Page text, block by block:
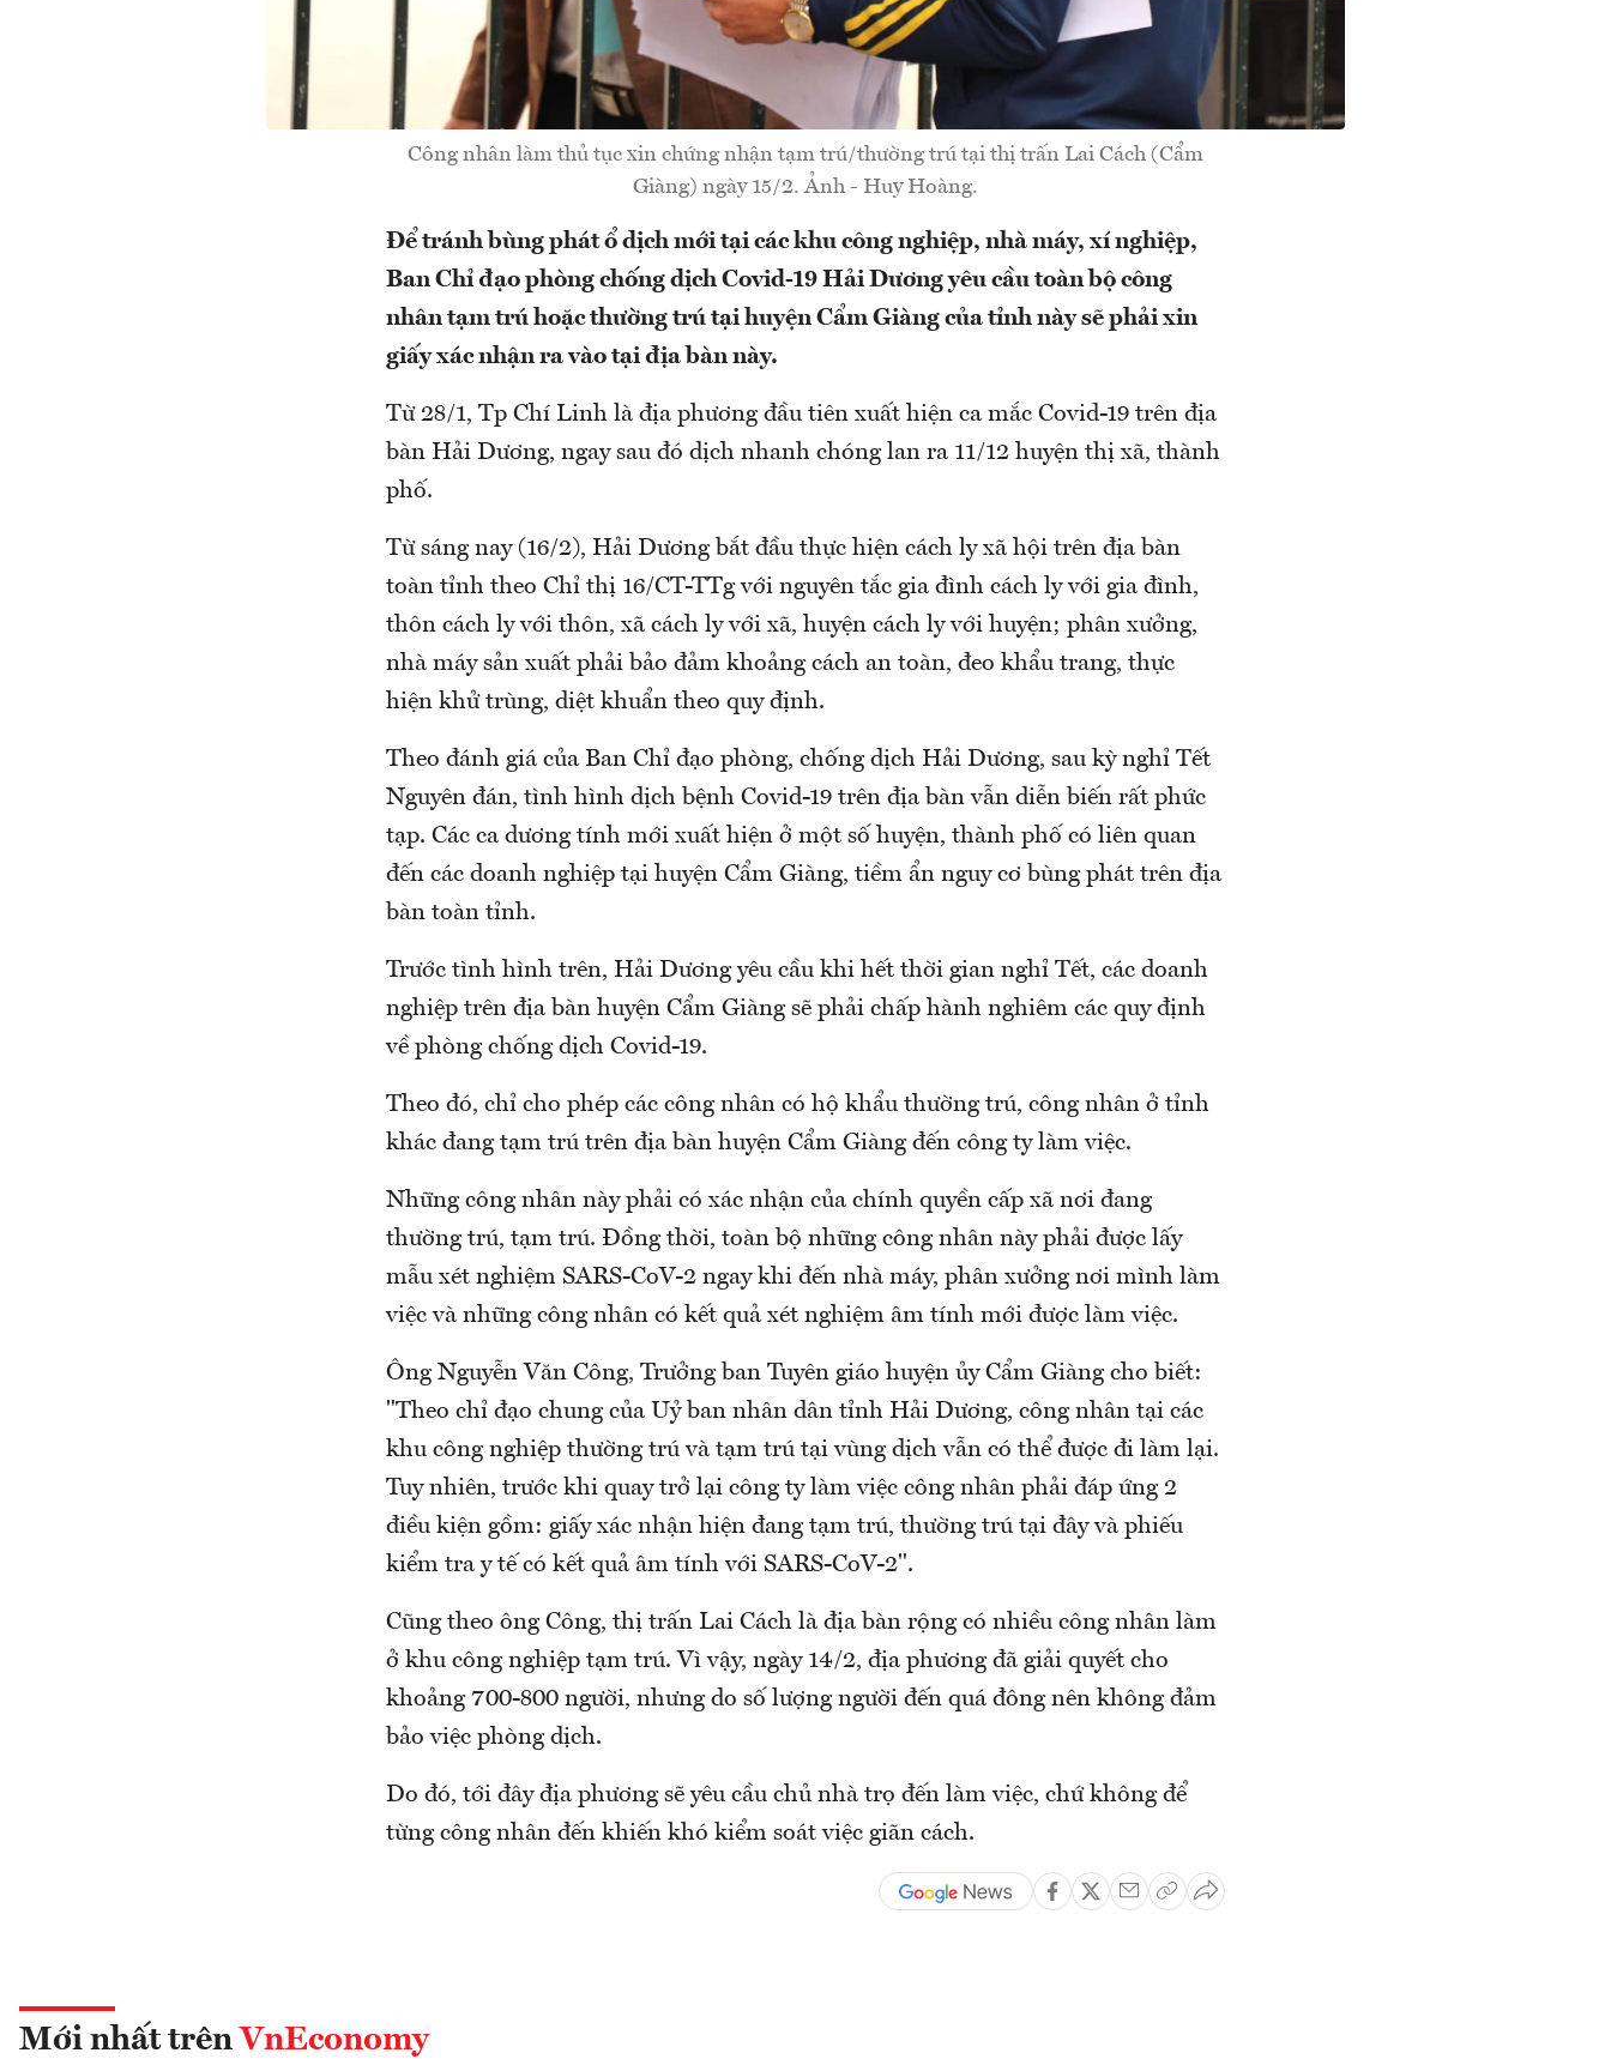
Công nhân làm thủ tục xin chứng nhận tạm trú/thường trú tại thị trấn Lai Cách (Cẩm
Giàng) ngày 15/2. Ảnh - Huy Hoàng.
Để tránh bùng phát ổ dịch mới tại các khu công nghiệp, nhà máy, xí nghiệp,
Ban Chỉ đạo phòng chống dịch Covid-19 Hải Dương yêu cầu toàn bộ công
nhân tạm trú hoặc thường trú tại huyện Cẩm Giàng của tỉnh này sẽ phải xin
giấy xác nhận ra vào tại địa bàn này.
Từ 28/1, Tp Chí Linh là địa phương đầu tiên xuất hiện ca mắc Covid-19 trên địa
bàn Hải Dương, ngay sau đó dịch nhanh chóng lan ra 11/12 huyện thị xã, thành
phố.
Từ sáng nay (16/2), Hải Dương bắt đầu thực hiện cách ly xã hội trên địa bàn
toàn tỉnh theo Chỉ thị 16/CT-TTg với nguyên tắc gia đình cách ly với gia đình,
thôn cách ly với thôn, xã cách ly với xã, huyện cách ly với huyện; phân xưởng,
nhà máy sản xuất phải bảo đảm khoảng cách an toàn, đeo khẩu trang, thực
hiện khử trùng, diệt khuẩn theo quy định.
Theo đánh giá của Ban Chỉ đạo phòng, chống dịch Hải Dương, sau kỳ nghỉ Tết
Nguyên đán, tình hình dịch bệnh Covid-19 trên địa bàn vẫn diễn biến rất phức
tạp. Các ca dương tính mới xuất hiện ở một số huyện, thành phố có liên quan
đến các doanh nghiệp tại huyện Cẩm Giàng, tiềm ẩn nguy cơ bùng phát trên địa
bàn toàn tỉnh.
Trước tình hình trên, Hải Dương yêu cầu khi hết thời gian nghỉ Tết, các doanh
nghiệp trên địa bàn huyện Cẩm Giàng sẽ phải chấp hành nghiêm các quy định
về phòng chống dịch Covid-19.
Theo đó, chỉ cho phép các công nhân có hộ khẩu thường trú, công nhân ở tỉnh
khác đang tạm trú trên địa bàn huyện Cẩm Giàng đến công ty làm việc.
Những công nhân này phải có xác nhận của chính quyền cấp xã nơi đang
thường trú, tạm trú. Đồng thời, toàn bộ những công nhân này phải được lấy
mẫu xét nghiệm SARS-CoV-2 ngay khi đến nhà máy, phân xưởng nơi mình làm
việc và những công nhân có kết quả xét nghiệm âm tính mới được làm việc.
Ông Nguyễn Văn Công, Trưởng ban Tuyên giáo huyện ủy Cẩm Giàng cho biết:
"Theo chỉ đạo chung của Uỷ ban nhân dân tỉnh Hải Dương, công nhân tại các
khu công nghiệp thường trú và tạm trú tại vùng dịch vẫn có thể được đi làm lại.
Tuy nhiên, trước khi quay trở lại công ty làm việc công nhân phải đáp ứng 2
điều kiện gồm: giấy xác nhận hiện đang tạm trú, thường trú tại đây và phiếu
kiểm tra y tế có kết quả âm tính với SARS-CoV-2".
Cũng theo ông Công, thị trấn Lai Cách là địa bàn rộng có nhiều công nhân làm
ở khu công nghiệp tạm trú. Vì vậy, ngày 14/2, địa phương đã giải quyết cho
khoảng 700-800 người, nhưng do số lượng người đến quá đông nên không đảm
bảo việc phòng dịch.
Do đó, tới đây địa phương sẽ yêu cầu chủ nhà trọ đến làm việc, chứ không để
từng công nhân đến khiến khó kiểm soát việc giãn cách.
Mới nhất trên VnEconomy